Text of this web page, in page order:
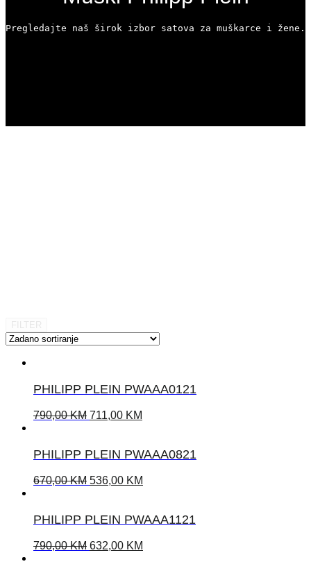
Pregledajte naš širok izbor satova za muškarce i
PHILIPP PLEIN PWAAA0121
790,00KM 711,00 KM
PHILIPP PLEIN PWAAA0821
670,00KM 536,00 KM
PHILIPP PLEIN PWAAA1121
790,00KM 632,00 KM